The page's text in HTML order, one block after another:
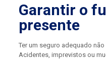
Garantir o
presente
Ter um seguro adequado
Acidentes, imprevistos ou